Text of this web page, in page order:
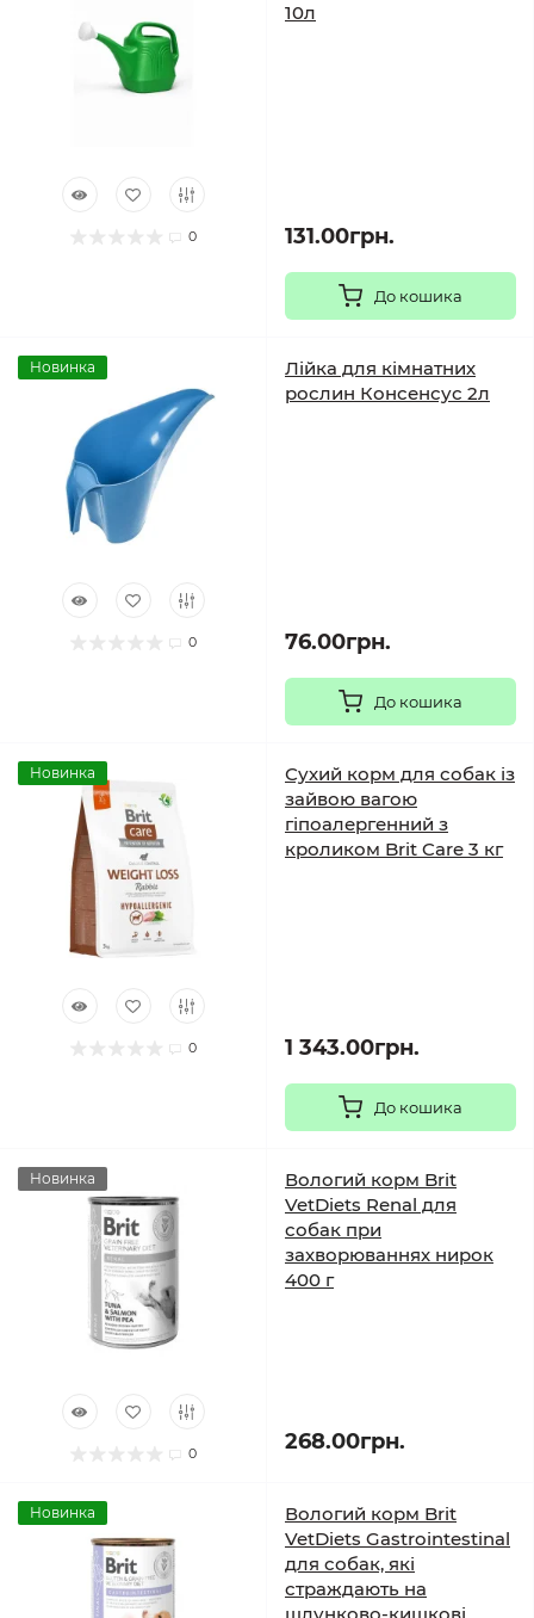
0
10л
131.00грн.
До кошика
Новинка
0
Лійка для кімнатних
рослин Консенсус 2л
76.00грн.
До кошика
Новинка
0
Сухий корм для собак із
зайвою вагою
гіпоалергенний з
кроликом Brit Care 3 кг
1 343.00грн.
До кошика
Новинка
0
Вологий корм Brit
VetDiets Renal для
собак при
захворюваннях нирок
400 г
268.00грн.
Новинка
Вологий корм Brit
VetDiets Gastrointestinal
для собак, які
страждають на